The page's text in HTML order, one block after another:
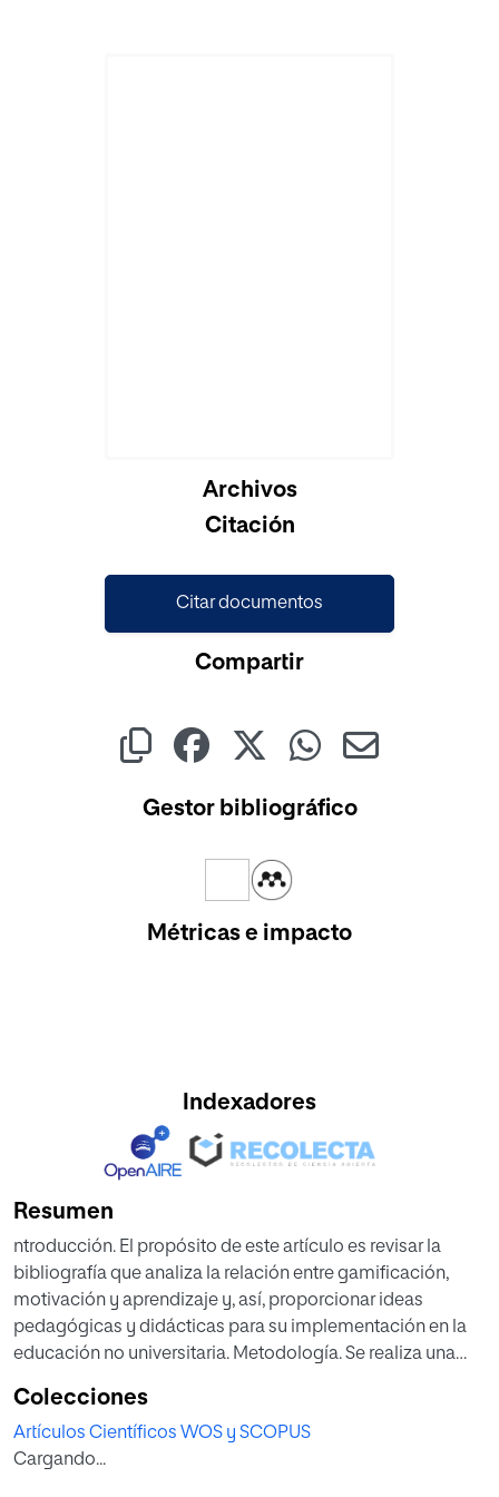
Archivos
Citación
Citar documentos
Compartir
Gestor bibliográfico
Métricas e impacto
Indexadores
Resumen
ntroducción. El propósito de este artículo es revisar la
bibliografía que analiza la relación entre gamificación,
motivación y aprendizaje y, así, proporcionar ideas
pedagógicas y didácticas para su implementación en la
educación no universitaria. Metodología. Se realiza una
intencional conformada por 37 artículos, escogidos
intencionalmente siguiendo los estándares de evaluación
de la American Educational Research Association(AERA,
Colecciones
Artículos Científicos WOS y SCOPUS
Cargando...